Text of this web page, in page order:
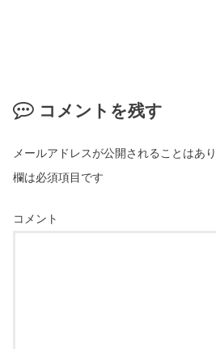
コメントを残す
メールアドレスが公開されることはあり
欄は必須項目です
コメント